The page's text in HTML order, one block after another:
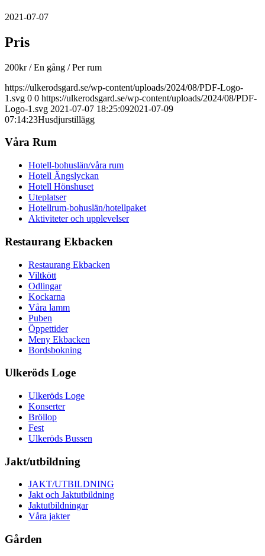
2021-07-07
Pris
200kr/ En gång / Per rum
https://ulkerodsgard.se/wp-content/uploads/2024/08/PDF-Logo-
1.svg 0 0 https://ulkerodsgard.se/wp-content/uploads/2024/08/PDF-
Logo-1.svg 2021-07-07 18:25:092021-07-09
07:14:23Husdjurstillägg
Våra Rum
Hotell-bohuslän/våra rum
Hotell Ängslyckan
Hotell Hönshuset
Uteplatser
Hotellrum-bohuslän/hotellpaket
Aktiviteter och upplevelser
Restaurang Ekbacken
Restaurang Ekbacken
Viltkött
Odlingar
Kockarna
Våra lamm
Puben
Öppettider
Meny Ekbacken
Bordsbokning
Ulkeröds Loge
Ulkeröds Loge
Konserter
Bröllop
Fest
Ulkeröds Bussen
Jakt/utbildning
JAKT/UTBILDNING
Jakt och Jaktutbildning
Jaktutbildningar
Våra jakter
Gården